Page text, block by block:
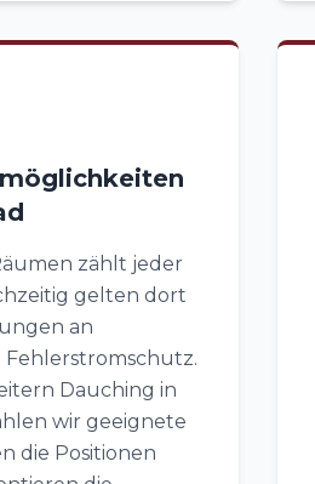
zählt jeder
gelten dort
an
Dauching in
wir geeignete
die Positionen